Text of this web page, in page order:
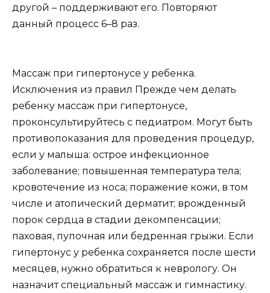
другой – поддерживают его. Повторяют
данный процесс 6–8 раз.
Массаж при гипертонусе у ребенка.
Исключения из правил Прежде чем делать
ребенку массаж при гипертонусе,
проконсультируйтесь с педиатром. Могут быть
противопоказания для проведения процедур,
если у малыша: острое инфекционное
заболевание; повышенная температура тела;
кровотечение из носа; поражение кожи, в том
числе и атопический дерматит; врожденный
порок сердца в стадии декомпенсации;
паховая, пупочная или бедренная грыжи. Если
гипертонус у ребенка сохраняется после шести
месяцев, нужно обратиться к неврологу. Он
назначит специальный массаж и гимнастику.